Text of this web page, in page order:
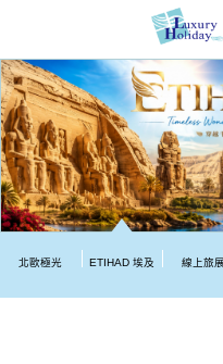
北歐極光 ETIHAD 埃及 線上旅展